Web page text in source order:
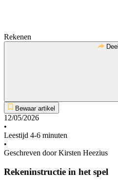
Rekenen
Deel
Bewaar artikel
12/05/2026
•
Leestijd 4-6 minuten
•
Geschreven door Kirsten Heezius
Rekeninstructie in het spel